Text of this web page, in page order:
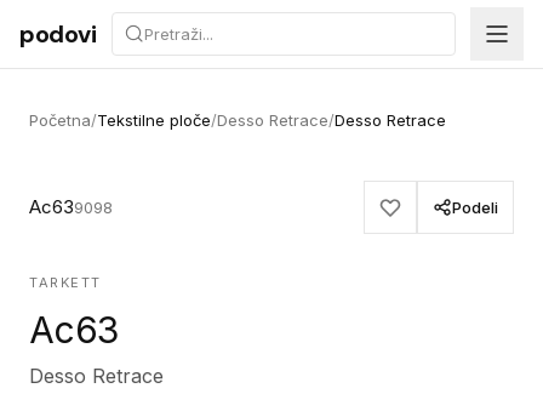
Preskoči na sadržaj
podovi
Početna/Tekstilne ploče/Desso Retrace/Desso Retrace
Ac639098 Podeli
TARKETT
Ac63
Desso Retrace